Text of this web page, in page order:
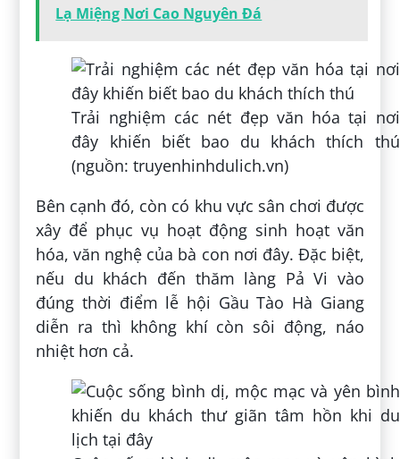
ngoài các hoạt động khám phá, trải nghiệm
những nét đẹp truyền thống của người
Mông thì đây cũng là nơi mà du khách có
thể nghỉ ngơi, thư giãn.
Homestay được đánh giá rất tốt về chất
lượng phòng cũng như thái độ phục vụ
(nguồn: wecheckin.vn)
Để đáp ứng nhu cầu nghỉ dưỡng một loạt
homestay đã được xây dựng theo lối kiến
trúc độc đáo nhưng không kém phần tinh
tế, ấn tượng. Đặc trưng của các homestay ở
đây là được thiết kế tựa hình dáng bông
hoa đào – loài hoa đặc trưng của vùng núi
Đông Bắc.
Nơi đây tập trung nhiều homestay nổi tiếng